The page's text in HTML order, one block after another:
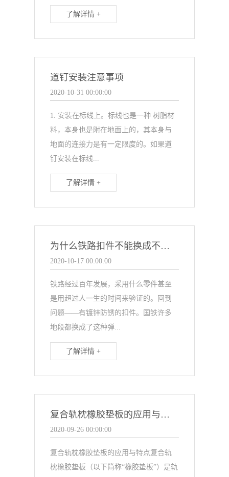
了解详情 +
道钉安装注意事项
2020-10-31 00:00:00
1. 安装在标线上。标线也是一种 树脂材
料，本身也是附在地面上的，其本身与
地面的连接力是有一定限度的。如果道
钉安装在标线...
了解详情 +
为什么铁路扣件不能换成不生锈的？
2020-10-17 00:00:00
铁路经过百年发展，采用什么零件甚至
是用超过人一生的时间来验证的。回到
问题——有镀锌防锈的扣件。国铁许多
地段都换成了这种弹...
了解详情 +
复合轨枕橡胶垫板的应用与特点
2020-09-26 00:00:00
复合轨枕橡胶垫板的应用与特点复合轨
枕橡胶垫板（以下简称“橡胶垫板”）是轨